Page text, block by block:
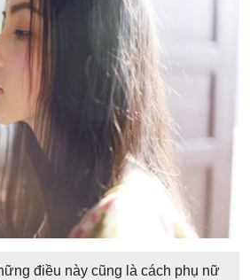
điều này cũng là cách phụ nữ